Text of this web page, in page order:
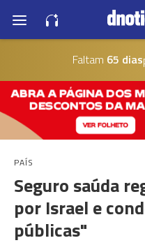
Faltam 65 dias
PAÍS
Seguro saúda
por Israel e
públicas"